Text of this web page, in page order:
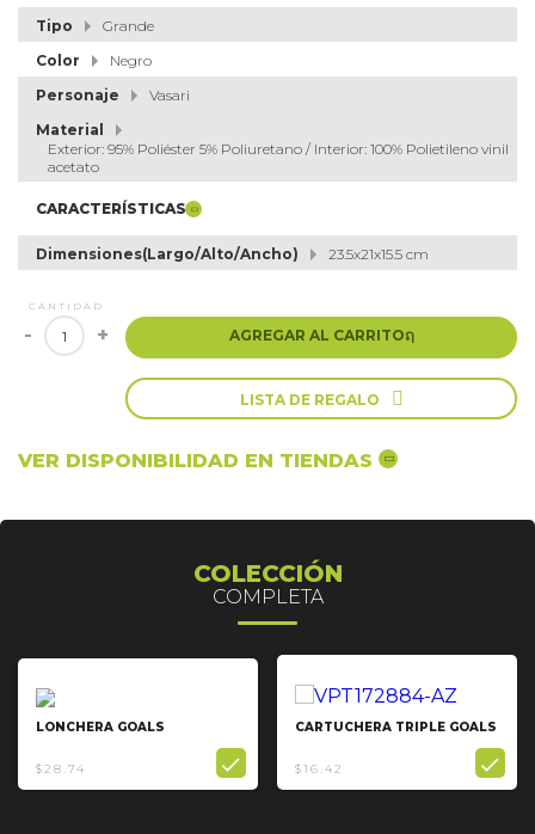
Tipo
Grande
Color
Negro
Personaje
Vasari
Material
Exterior: 95% Poliéster 5% Poliuretano / Interior: 100% Polietileno vinil
acetato
CARACTERÍSTICAS
Dimensiones(Largo/Alto/Ancho) 23.5x21x15.5 cm
CANTIDAD
- + AGREGAR AL CARRITOຐ
LISTA DE REGALO 
VER DISPONIBILIDAD EN TIENDAS
LONCHERA GOALS
$28.74 
CARTUCHERA TRIPLE GOALS
$16.42 
COLECCIÓN
COMPLETA